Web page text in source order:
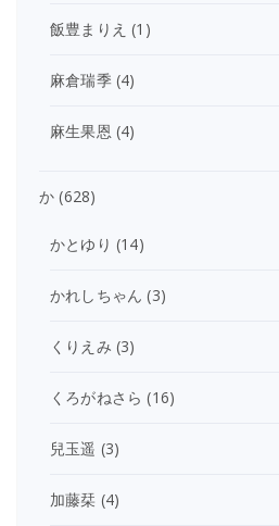
飯豊まりえ (1)
麻倉瑞季(4)
麻生果恩 (4)
か (628)
かとゆり (14)
かれしちゃん (3)
くりえみ (3)
くろがねさら (16)
兒玉遥 (3)
加藤栞 (4)